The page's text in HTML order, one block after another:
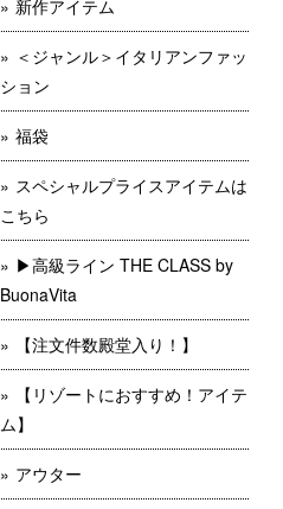
新作アイテム
＜ジャンル＞イタリアンファッ
ション
福袋
スペシャルプライスアイテムは
こちら
▶︎高級ライン THE CLASS by
BuonaVita
【注文件数殿堂入り！】
【リゾートにおすすめ！アイテ
ム】
アウター